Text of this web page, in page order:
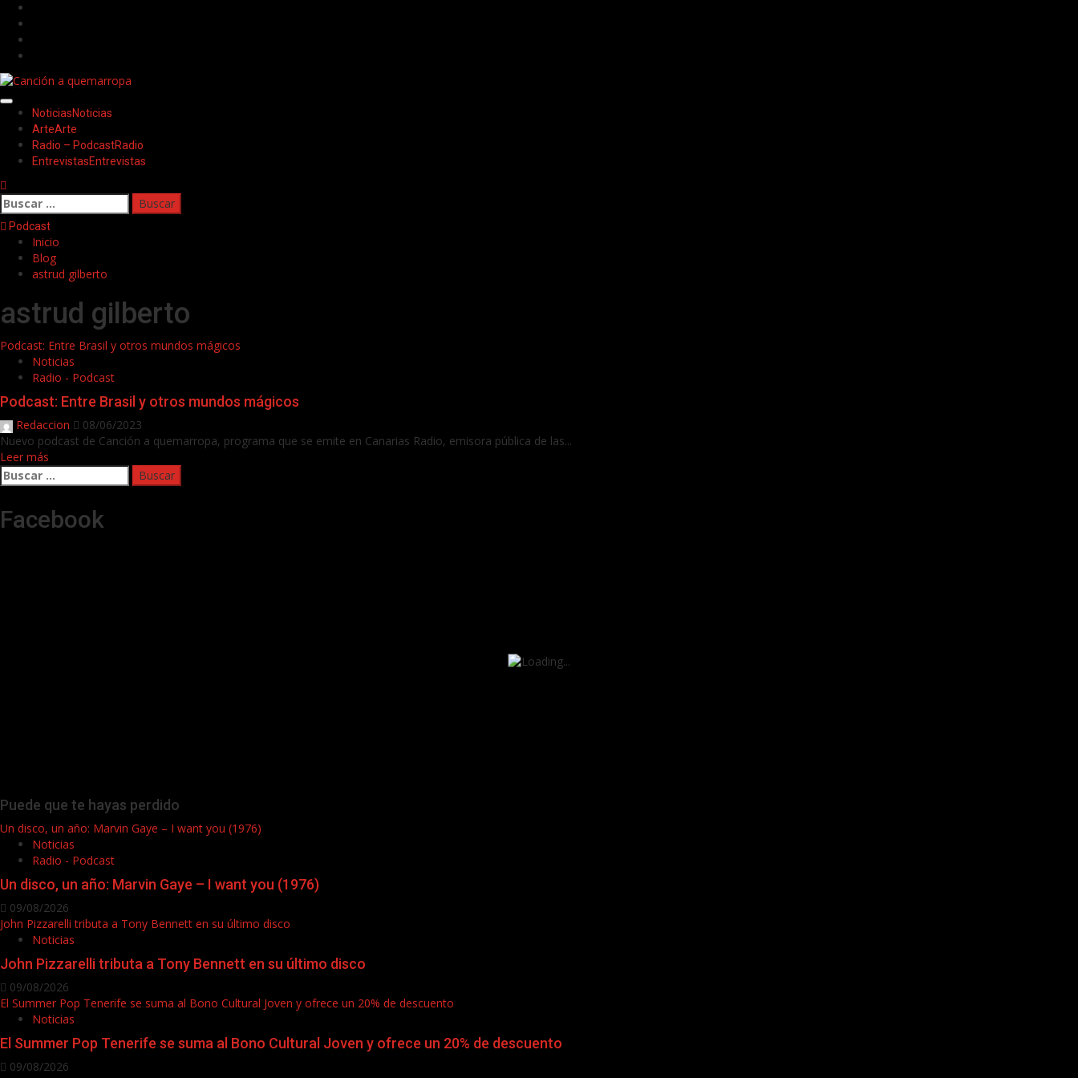
Saltar
contenido
Menú
principal
NoticiasNoticias
ArteArte
Radio – PodcastRadio
EntrevistasEntrevistas
Buscar:
Podcast
Inicio
Blog
astrud gilberto
astrud gilberto
Podcast: Entre Brasil y otros mundos mágicos
Noticias
Radio - Podcast
Podcast: Entre Brasil y otros mundos mágicos
Redaccion
08/06/2023
Nuevo podcast de Canción a quemarropa, programa que se emite en Canarias Radio, emisora pública de las...
Leer más
Buscar:
Facebook
Puede que te hayas perdido
Un disco, un año: Marvin Gaye – I want you (1976)
Noticias
Radio - Podcast
Un disco, un año: Marvin Gaye – I want you (1976)
09/08/2026
John Pizzarelli tributa a Tony Bennett en su último disco
Noticias
John Pizzarelli tributa a Tony Bennett en su último disco
09/08/2026
El Summer Pop Tenerife se suma al Bono Cultural Joven y ofrece un 20% de descuento
Noticias
El Summer Pop Tenerife se suma al Bono Cultural Joven y ofrece un 20% de descuento
09/08/2026